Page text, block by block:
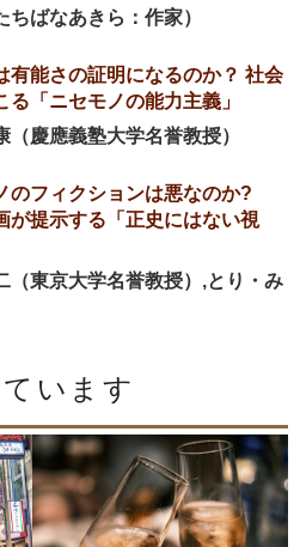
ちばなあきら：作家）
有能さの証明になるのか？ 社会
る「ニセモノの能力主義」
（慶應義塾大学名誉教授）
のフィクションは悪なのか?
が提示する「正史にはない視
（東京大学名誉教授）,とり・み
います